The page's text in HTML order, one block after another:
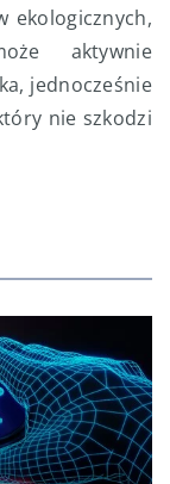
ekologicznych,
aktywnie
jednocześnie
nie szkodzi